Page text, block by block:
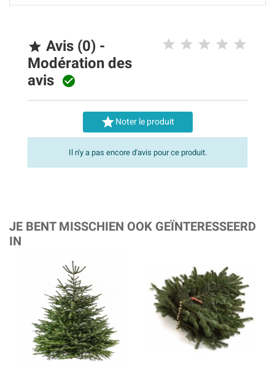
 Avis (0) -
Modération des
avis 
Noter le produit
Il n'y a pas encore d'avis pour ce produit.
JE BENT MISSCHIEN OOK GEÏNTERESSEERD
IN